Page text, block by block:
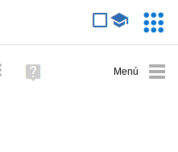
avanzada
Ayuda
(en